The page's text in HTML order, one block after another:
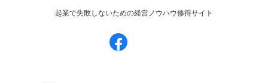
起業で失敗しないための経営ノウハウ修得サイト